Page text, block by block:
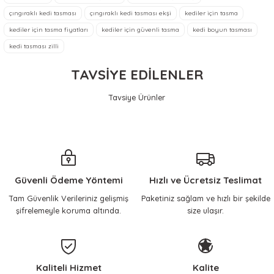
Ürün bilgilerinde hatalar bulunuyor.
Ürün fiyatı diğer sitelerden daha pahalı.
Ürün satmaktan ziyade, sorun
çözmeye odaklı Tolga beye
Ön denemede ürün gayet
halledebildim.
ilhami yılmaz | 17/04/2026
Çok memnunum, her
çocuklarıma güvenle alışveriş
çıngıraklı kedi tasması çıngıraklı kedi tasması ekşi kediler için tasma
kediler için tasma fiyatları kediler için güvenli tasma kedi boyun tasması
kedi tasması zilli
TAVSİYE EDİLENLER
Tavsiye Ürünler
Sepete Ekle Sepete Ekle
Kedi Boyun Tasması CoolCats Pembe
Güvenli Ödeme Yöntemi
Tam Güvenlik Verileriniz gelişmiş
şifrelemeyle koruma altında.
Hızlı ve Ücretsiz Teslimat
Paketiniz sağlam ve hızlı bir şekilde
size ulaşır.
Kaliteli Hizmet Kalite